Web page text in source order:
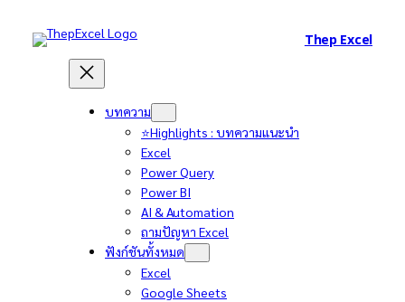
Thep Excel
บทความ
⭐Highlights : บทความแนะนำ
Excel
Power Query
Power BI
AI & Automation
ถามปัญหา Excel
ฟังก์ชันทั้งหมด
Excel
Google Sheets